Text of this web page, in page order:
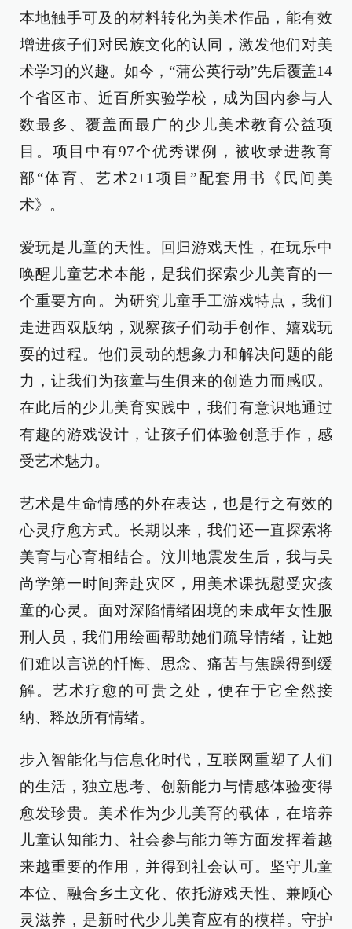
本地触手可及的材料转化为美术作品，能有效
增进孩子们对民族文化的认同，激发他们对美
术学习的兴趣。如今，“蒲公英行动”先后覆盖14
个省区市、近百所实验学校，成为国内参与人
数最多、覆盖面最广的少儿美术教育公益项
目。项目中有97个优秀课例，被收录进教育
部“体育、艺术2+1项目”配套用书《民间美
术》。
爱玩是儿童的天性。回归游戏天性，在玩乐中
唤醒儿童艺术本能，是我们探索少儿美育的一
个重要方向。为研究儿童手工游戏特点，我们
走进西双版纳，观察孩子们动手创作、嬉戏玩
耍的过程。他们灵动的想象力和解决问题的能
力，让我们为孩童与生俱来的创造力而感叹。
在此后的少儿美育实践中，我们有意识地通过
有趣的游戏设计，让孩子们体验创意手作，感
受艺术魅力。
艺术是生命情感的外在表达，也是行之有效的
心灵疗愈方式。长期以来，我们还一直探索将
美育与心育相结合。汶川地震发生后，我与吴
尚学第一时间奔赴灾区，用美术课抚慰受灾孩
童的心灵。面对深陷情绪困境的未成年女性服
刑人员，我们用绘画帮助她们疏导情绪，让她
们难以言说的忏悔、思念、痛苦与焦躁得到缓
解。艺术疗愈的可贵之处，便在于它全然接
纳、释放所有情绪。
步入智能化与信息化时代，互联网重塑了人们
的生活，独立思考、创新能力与情感体验变得
愈发珍贵。美术作为少儿美育的载体，在培养
儿童认知能力、社会参与能力等方面发挥着越
来越重要的作用，并得到社会认可。坚守儿童
本位、融合乡土文化、依托游戏天性、兼顾心
灵滋养，是新时代少儿美育应有的模样。守护